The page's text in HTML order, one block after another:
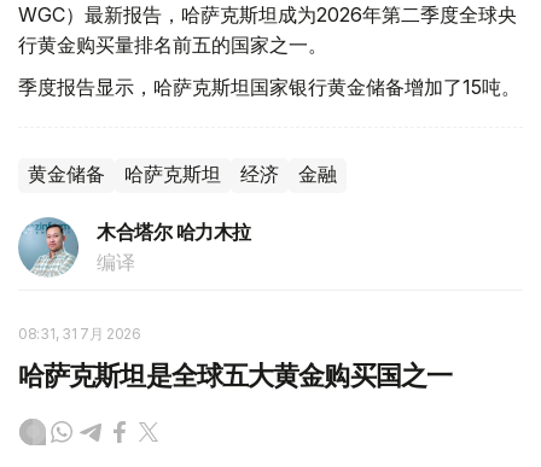
WGC）最新报告，哈萨克斯坦成为2026年第二季度全球央
行黄金购买量排名前五的国家之一。
季度报告显示，哈萨克斯坦国家银行黄金储备增加了15吨。
黄金储备 哈萨克斯坦 经济 金融
木合塔尔 哈力木拉
编译
08:31, 31 7月 2026
哈萨克斯坦是全球五大黄金购买国之一